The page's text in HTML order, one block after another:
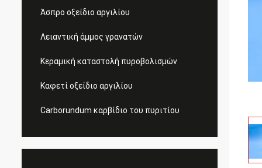
Άσπρο οξείδιο αργιλίου
Λειαντική άμμος γρανατών
Κεραμική καταστολή πυροβολισμών
Καφετί οξείδιο αργιλίου
Carborundum καρβίδιο του πυριτίου